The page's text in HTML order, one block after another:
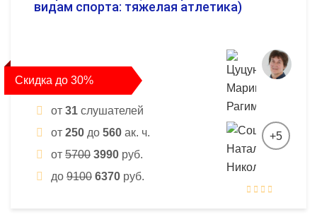
видам спорта: тяжелая атлетика)
Скидка до 30%
от 31 слушателей
от 250 до 560 ак. ч.
от 5700 3990 руб.
до 9100 6370 руб.
+5